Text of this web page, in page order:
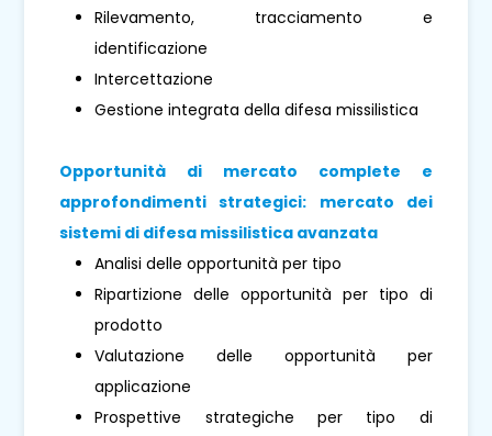
Rilevamento, tracciamento e
identificazione
Intercettazione
Gestione integrata della difesa missilistica
Opportunità di mercato complete e
approfondimenti strategici: mercato dei
sistemi di difesa missilistica avanzata
Analisi delle opportunità per tipo
Ripartizione delle opportunità per tipo di
prodotto
Valutazione delle opportunità per
applicazione
Prospettive strategiche per tipo di